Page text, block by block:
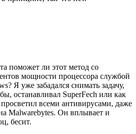
поможет ли этот метод со
мощности процессора службой
Я уже забадался снимать задачу,
останавливал SuperFech или как
всеми антивирусами, даже
Malwarebytes. Он вплывает и
бесит.